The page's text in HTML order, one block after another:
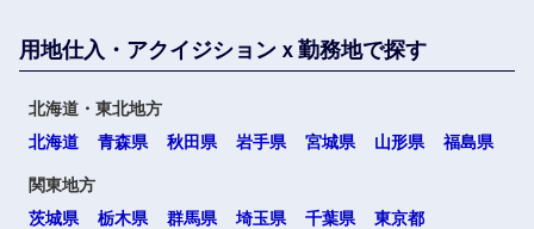
用地仕入・アクイジションｘ勤務地で探す
北海道・東北地方
北海道
青森県 秋田県 岩手県 宮城県 山形県 福島県
関東地方
茨城県
栃木県 群馬県 埼玉県 千葉県
東京都